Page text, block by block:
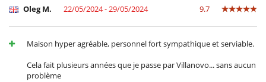
Oleg M. 22/05/2024 - 29/05/2024 9.7
Maison hyper agréable, personnel fort sympathique et serviable.
Cela fait plusieurs années que je passe par Villanovo... sans aucun
problème